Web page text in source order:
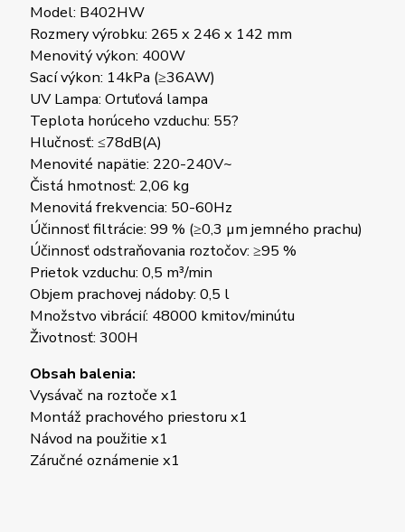
Model: B402HW
Rozmery výrobku: 265 x 246 x 142 mm
Menovitý výkon: 400W
Sací výkon: 14kPa (≥36AW)
UV Lampa: Ortuťová lampa
Teplota horúceho vzduchu: 55?
Hlučnosť: ≤78dB(A)
Menovité napätie: 220-240V~
Čistá hmotnosť: 2,06 kg
Menovitá frekvencia: 50-60Hz
Účinnosť filtrácie: 99 % (≥0,3 µm jemného prachu)
Účinnosť odstraňovania roztočov: ≥95 %
Prietok vzduchu: 0,5 m³/min
Objem prachovej nádoby: 0,5 l
Množstvo vibrácií: 48000 kmitov/minútu
Životnosť: 300H
Obsah balenia:
Vysávač na roztoče x1
Montáž prachového priestoru x1
Návod na použitie x1
Záručné oznámenie x1